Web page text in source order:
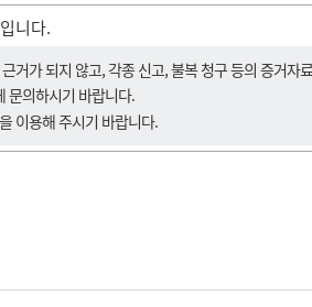
니다.
거가 되지 않고, 각종 신고, 불복 청구 등의 증거자
문의하시기 바랍니다.
을 이용해 주시기 바랍니다.